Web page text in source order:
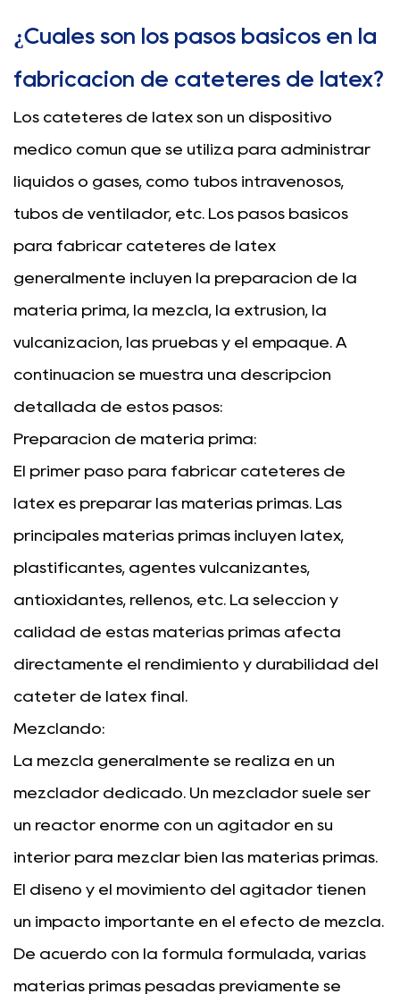
¿Cuáles son los pasos básicos en la
fabricación de catéteres de látex?
Los catéteres de látex son un dispositivo
médico común que se utiliza para administrar
líquidos o gases, como tubos intravenosos,
tubos de ventilador, etc. Los pasos básicos
para fabricar catéteres de látex
generalmente incluyen la preparación de la
materia prima, la mezcla, la extrusión, la
vulcanización, las pruebas y el empaque. A
continuación se muestra una descripción
detallada de estos pasos:
Preparación de materia prima:
El primer paso para fabricar catéteres de
látex es preparar las materias primas. Las
principales materias primas incluyen látex,
plastificantes, agentes vulcanizantes,
antioxidantes, rellenos, etc. La selección y
calidad de estas materias primas afecta
directamente el rendimiento y durabilidad del
catéter de látex final.
Mezclando:
La mezcla generalmente se realiza en un
mezclador dedicado. Un mezclador suele ser
un reactor enorme con un agitador en su
interior para mezclar bien las materias primas.
El diseño y el movimiento del agitador tienen
un impacto importante en el efecto de mezcla.
De acuerdo con la fórmula formulada, varias
materias primas pesadas previamente se